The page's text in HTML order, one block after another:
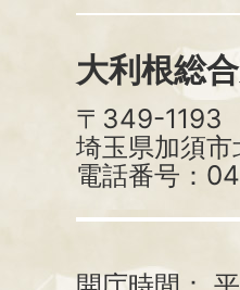
大利根総
〒349-1193
埼玉県加須
電話番号：